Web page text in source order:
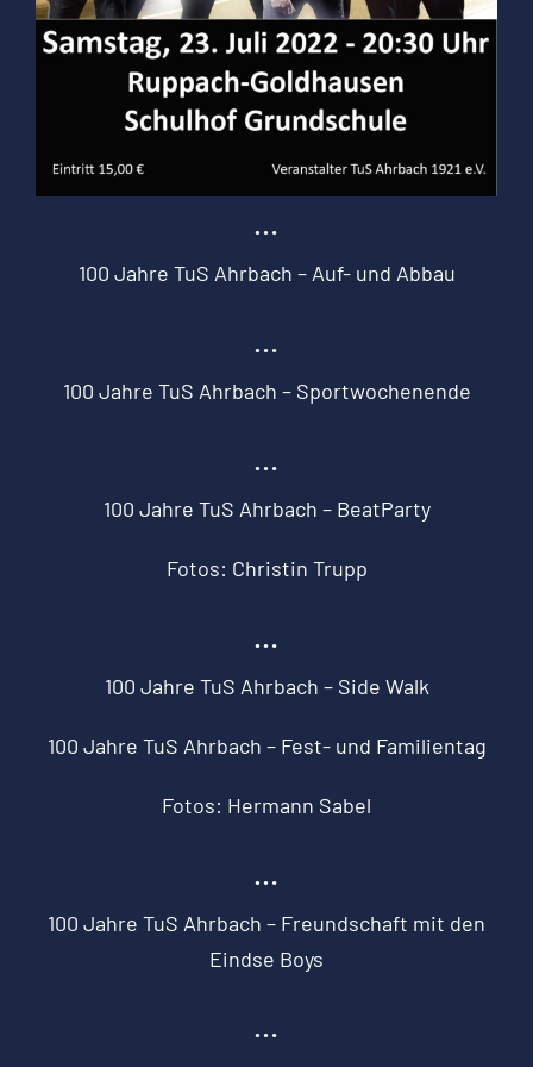
…
100 Jahre TuS Ahrbach – Auf- und Abbau
…
100 Jahre TuS Ahrbach – Sportwochenende
…
100 Jahre TuS Ahrbach – BeatParty
Fotos: Christin Trupp
…
100 Jahre TuS Ahrbach – Side Walk
100 Jahre TuS Ahrbach – Fest- und Familientag
Fotos: Hermann Sabel
…
100 Jahre TuS Ahrbach – Freundschaft mit den
Eindse Boys
…